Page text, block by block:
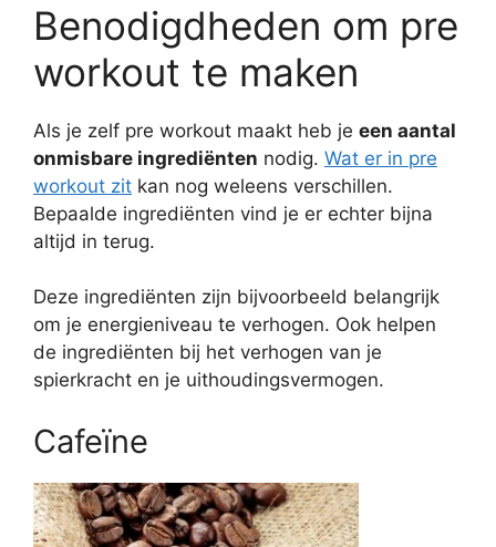
Benodigdheden om pre
workout te maken
Als je zelf pre workout maakt heb je een aantal
onmisbare ingrediënten nodig. Wat er in pre
workout zit kan nog weleens verschillen.
Bepaalde ingrediënten vind je er echter bijna
altijd in terug.
Deze ingrediënten zijn bijvoorbeeld belangrijk
om je energieniveau te verhogen. Ook helpen
de ingrediënten bij het verhogen van je
spierkracht en je uithoudingsvermogen.
Cafeïne